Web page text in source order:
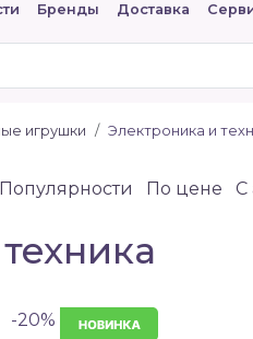
Бренды Доставка
игрушки Электроника и
Популярности По цене
-20%